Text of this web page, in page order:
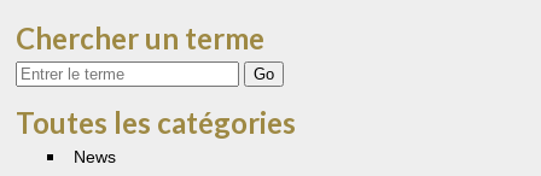
Chercher un terme
Votre
recherche
Toutes les catégories
News